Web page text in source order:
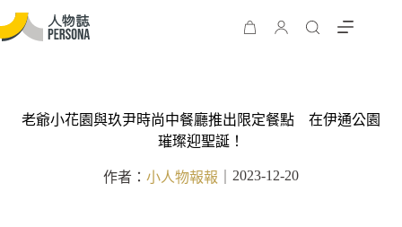
老爺小花園與玖尹時尚中餐廳推出限定餐點 在伊通公園
璀璨迎聖誕！
作者： 小人物報報 2023-12-20